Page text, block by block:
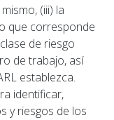
(iii) la
que corresponde
de riesgo
de trabajo, así
establezca.
identificar,
y riesgos de los